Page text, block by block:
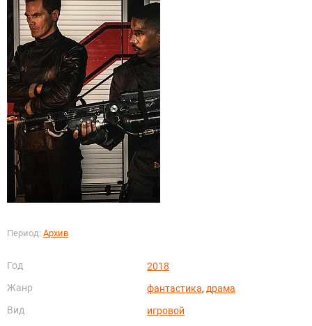
Период: Архив
Год
2018
Жанр
фантастика, драма
Вид
игровой